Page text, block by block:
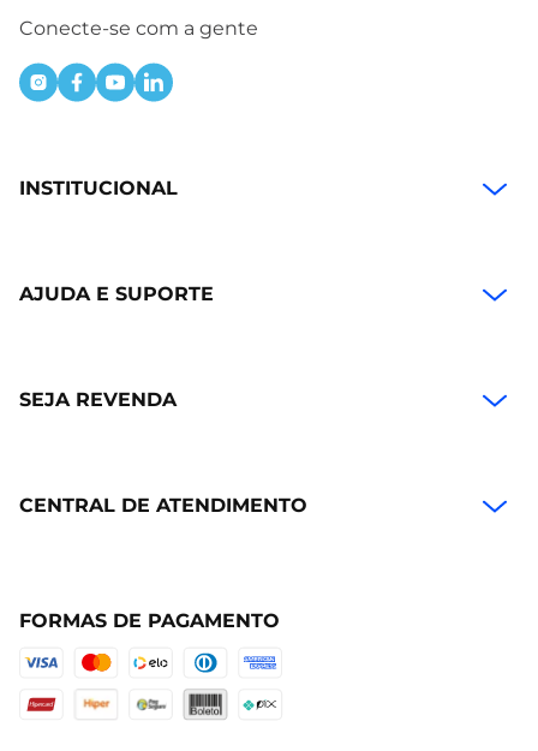
Conecte-se com a gente
INSTITUCIONAL
AJUDA E SUPORTE
SEJA REVENDA
CENTRAL DE ATENDIMENTO
FORMAS DE PAGAMENTO